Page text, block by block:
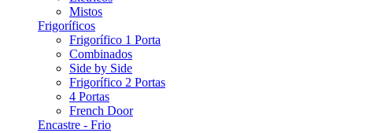
Mistos
Frigoríficos
Frigorífico 1 Porta
Combinados
Side by Side
Frigorífico 2 Portas
4 Portas
French Door
Encastre - Frio